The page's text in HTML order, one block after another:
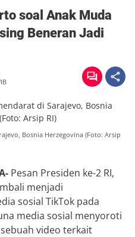
soal Anak Muda
Beneran Jadi
Bosnia Herzegovina (Foto: Arsip
Pesan Presiden ke-2 RI,
menjadi
sosial TikTok pada
media sosial menyoroti
video terkait